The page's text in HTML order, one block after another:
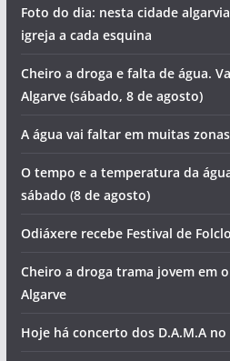
Foto do dia: nesta cidade
igreja a cada esquina
Cheiro a droga e falta de água.
Algarve (sábado, 8 de agosto)
A água vai faltar em muitas
O tempo e a temperatura da
sábado (8 de agosto)
Odiáxere recebe Festival de
Cheiro a droga trama jovem em
Algarve
Hoje há concerto dos D.A.M.A no